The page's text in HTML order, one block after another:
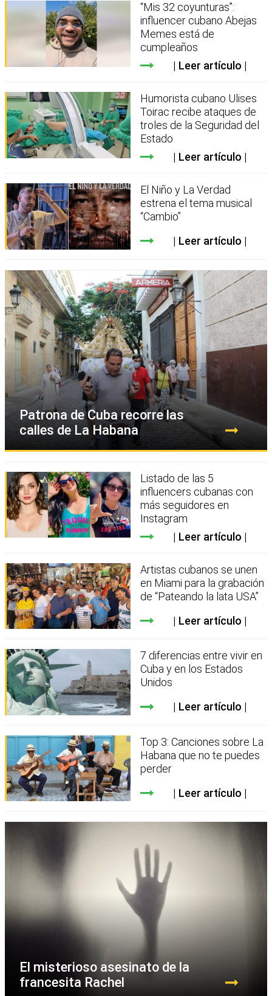
“Mis 32 coyunturas”:
influencer cubano Abejas
Memes está de
cumpleaños
Leer artículo
Humorista cubano Ulises
Toirac recibe ataques de
troles de la Seguridad del
Estado
Leer artículo
El Niño y La Verdad
estrena el tema musical
“Cambio”
Leer artículo
Patrona de Cuba recorre las
calles de La Habana
Listado de las 5
influencers cubanas con
más seguidores en
Instagram
Leer artículo
Artistas cubanos se unen
en Miami para la grabación
de “Pateando la lata USA”
Leer artículo
7 diferencias entre vivir en
Cuba y en los Estados
Unidos
Leer artículo
Top 3: Canciones sobre La
Habana que no te puedes
perder
Leer artículo
El misterioso asesinato de la
francesita Rachel